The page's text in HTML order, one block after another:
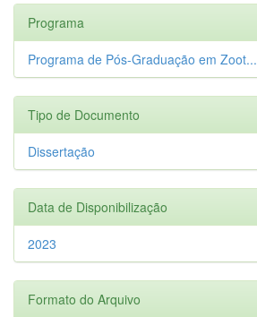
Programa
Programa de Pós-Graduação em Zoot...
Tipo de Documento
Dissertação
Data de Disponibilização
2023
Formato do Arquivo